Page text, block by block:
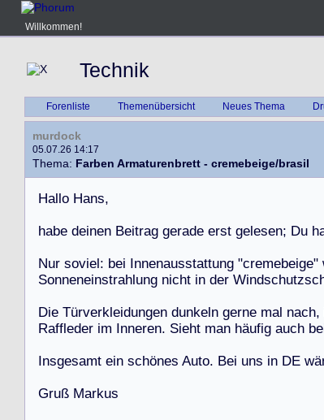
Willkommen!
Technik
Forenliste Themenübersicht Neues Thema
murdock
05.07.26 14:17
Thema: Farben Armaturenbrett - cremebeige/brasil
Hallo Hans,
habe deinen Beitrag gerade erst gelesen; Du h
Nur soviel: bei Innenausstattung "cremebeige"
Sonneneinstrahlung nicht in der Windschutzsc
Die Türverkleidungen dunkeln gerne mal nach,
Raffleder im Inneren. Sieht man häufig auch be
Insgesamt ein schönes Auto. Bei uns in DE wä
Gruß Markus